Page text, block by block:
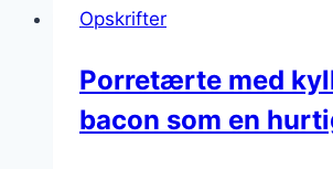
Opskrifter
Porretærte med
bacon som en